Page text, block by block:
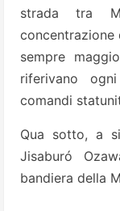
strada tra
concentrazione
sempre
riferivano
comandi
Qua sotto, a
Jisaburó
bandiera della